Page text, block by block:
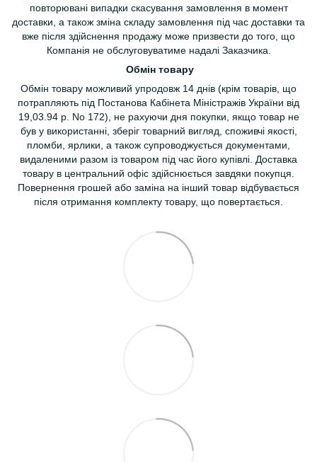
повторювані випадки скасування замовлення в момент
доставки, а також зміна складу замовлення під час доставки та
вже після здійснення продажу може призвести до того, що
Компанія не обслуговуватиме надалі Заказчика.
Обмін товару
Обмін товару можливий упродовж 14 днів (крім товарів, що
потрапляють під Постанова Кабінета Міністражів України від
19,03.94 р. No 172), не рахуючи дня покупки, якщо товар не
був у використанні, зберіг товарний вигляд, споживчі якості,
пломби, ярлики, а також супроводжується документами,
видаленими разом із товаром під час його купівлі. Доставка
товару в центральний офіс здійснюється завдяки покупця.
Повернення грошей або заміна на інший товар відбувається
після отримання комплекту товару, що повертається.